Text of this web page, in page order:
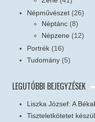
Népművészet (26)
Néptánc (8)
Népzene (12)
Portrék (16)
Tudomány (5)
LEGUTÓBBI BEJEGYZÉSEK
Liszka József: A
Tiszteletkötetet